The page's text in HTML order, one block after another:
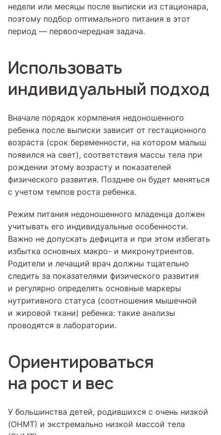
недели или месяцы после выписки из стационара,
поэтому подбор оптимального питания в этот
период — первоочередная задача.
Использовать
индивидуальный подход
Вначале порядок кормления недоношенного
ребенка после выписки зависит от гестационного
возраста (срок беременности, на котором малыш
появился на свет), соответствия массы тела при
рождении этому возрасту и показателей
физического развития. Позднее он будет меняться
с учетом темпов роста ребенка.
Режим питания недоношенного младенца должен
учитывать его индивидуальные особенности.
Важно не допускать дефицита и при этом избегать
избытка основных макро- и микронутриентов.
Родители и лечащий врач должны тщательно
следить за показателями физического развития
и регулярно определять основные маркеры
нутритивного статуса (соотношения мышечной
и жировой ткани) ребенка: такие анализы
проводятся в лаборатории.
Ориентироваться
на рост и вес
У большинства детей, родившихся с очень низкой
(ОНМТ) и экстремально низкой массой тела